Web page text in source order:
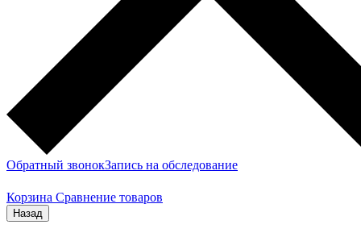
Обратный звонокЗапись на обследование
Корзина Сравнение товаров
Назад